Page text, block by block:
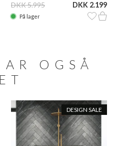
DKK 5.995 DKK 2.199
På lager
OGSÅ
DESIGN SALE